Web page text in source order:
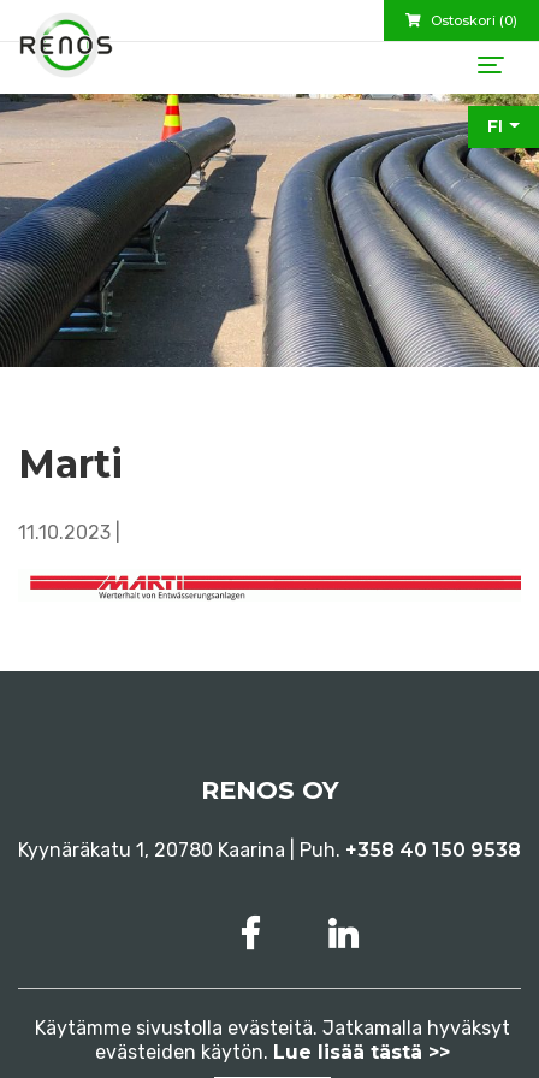
Käytämme sivustolla evästeitä. Jatkamalla hyväksyt
evästeiden käytön. Lue lisää tästä >>
Ostoskori (0)
FI
Marti
11.10.2023 |
RENOS OY
Kyynäräkatu 1, 20780 Kaarina | Puh. +358 40 150 9538
Tietosuojaseloste Evästeet